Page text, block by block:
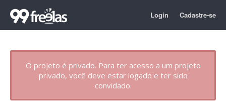
Login Cadastre-se
O projeto é privado. Para ter acesso a um projeto
privado, você deve estar logado e ter sido
convidado.